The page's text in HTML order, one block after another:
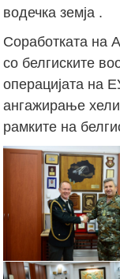
водечка земја .
Соработката на
со белгиските
операцијата
ангажирање
рамките на